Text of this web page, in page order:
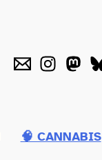
🧠 CANNABIS